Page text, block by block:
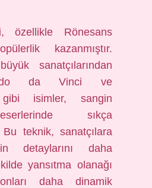
özellikle Rönesans
kazanmıştır.
sanatçılarından
da Vinci ve
gibi isimler, sangin
sıkça
Bu teknik, sanatçılara
detaylarını daha
yansıtma olanağı
daha dinamik